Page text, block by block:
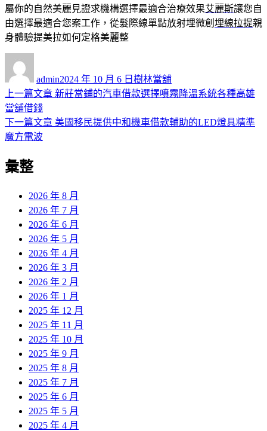
屬你的自然美麗見證求機構選擇最適合治療效果艾麗斯讓您自
由選擇最適合您案工作，從髮際線單點放射埋微創 埋線拉提親
身體驗提美拉如何定格美麗整
admin佈
日
2024 年 10 月 6 日 類
樹林當舖
文
章
導
覽
上一篇文章 上
篇
新莊當鋪的汽車借款選擇噴霧降溫系統各種高雄
當舖借錢
下一篇文章 下
美國移民提供中和機車借款輔助的LED燈具精準
魔方電波
彙整
2026 年 8 月
2026 年 7 月
2026 年 6 月
2026 年 5 月
2026 年 4 月
2026 年 3 月
2026 年 2 月
2026 年 1 月
2025 年 12 月
2025 年 11 月
2025 年 10 月
2025 年 9 月
2025 年 8 月
2025 年 7 月
2025 年 6 月
2025 年 5 月
2025 年 4 月